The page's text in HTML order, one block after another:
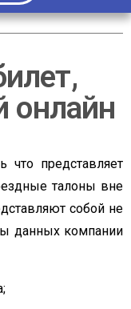
онлайн
что представляет
талоны вне
собой не
данных компании